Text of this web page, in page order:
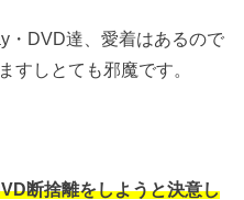
・DVD達、愛着はあるので
すしとても邪魔です。
断捨離をしようと決意し